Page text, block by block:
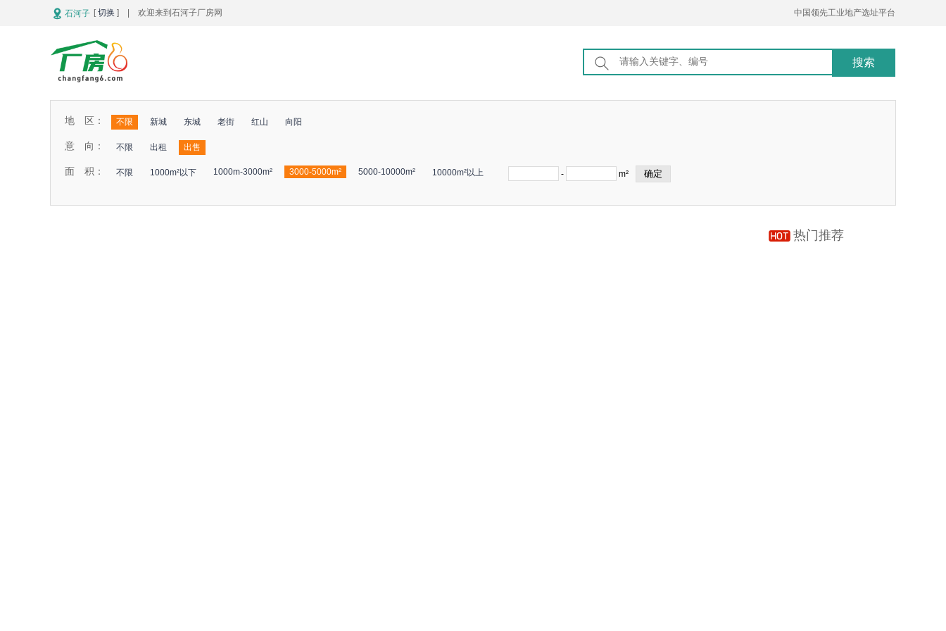
石河子 [ 切换 ] | 欢迎来到石河子厂房网 中国领先工业地产选址平台
地 区： 不限 新城 东城 老街 红山 向阳
意 向： 不限 出租 出售
面 积： 不限 1000m²以下 1000m-3000m² 3000-5000m² 5000-10000m² 10000m²以上 - m²
热门推荐